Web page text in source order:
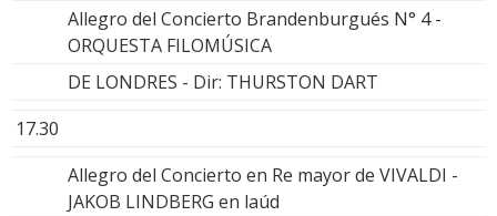
Allegro del Concierto Brandenburgués N° 4 -
ORQUESTA FILOMÚSICA
DE LONDRES - Dir: THURSTON DART
17.30
Allegro del Concierto en Re mayor de VIVALDI -
JAKOB LINDBERG en laúd